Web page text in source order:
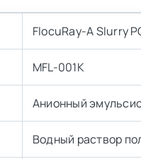
FlocuRay-A Slurry
MFL-001K
Анионный
Водный раствор